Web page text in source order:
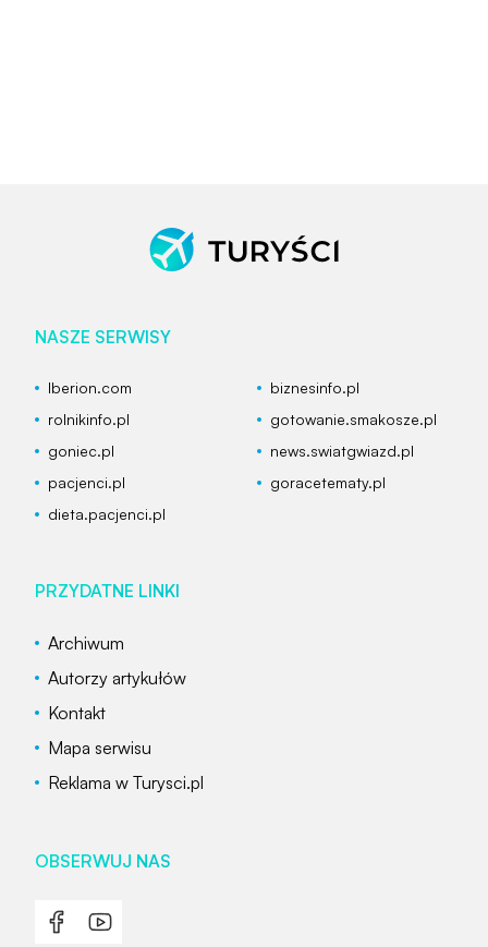
NASZE SERWISY
Iberion.com
biznesinfo.pl
rolnikinfo.pl
gotowanie.smakosze.pl
goniec.pl
news.swiatgwiazd.pl
pacjenci.pl
goracetematy.pl
dieta.pacjenci.pl
PRZYDATNE LINKI
Archiwum
Autorzy artykułów
Kontakt
Mapa serwisu
Reklama w Turysci.pl
OBSERWUJ NAS